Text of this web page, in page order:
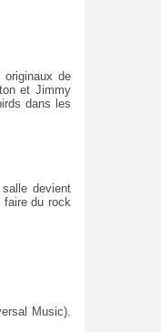
de
et Jimmy
dans les
devient
faire du rock
Music).